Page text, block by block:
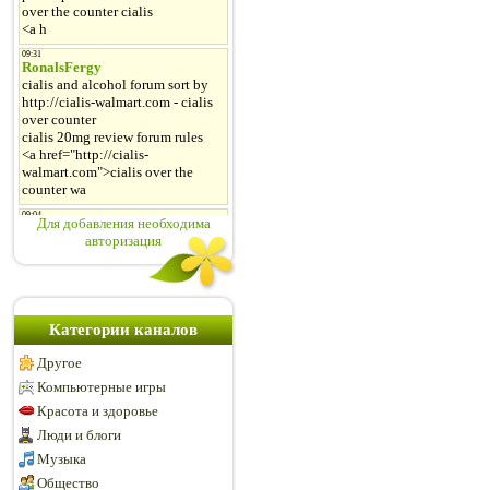
Для добавления необходима
авторизация
Категории каналов
Другое
Компьютерные игры
Красота и здоровье
Люди и блоги
Музыка
Общество